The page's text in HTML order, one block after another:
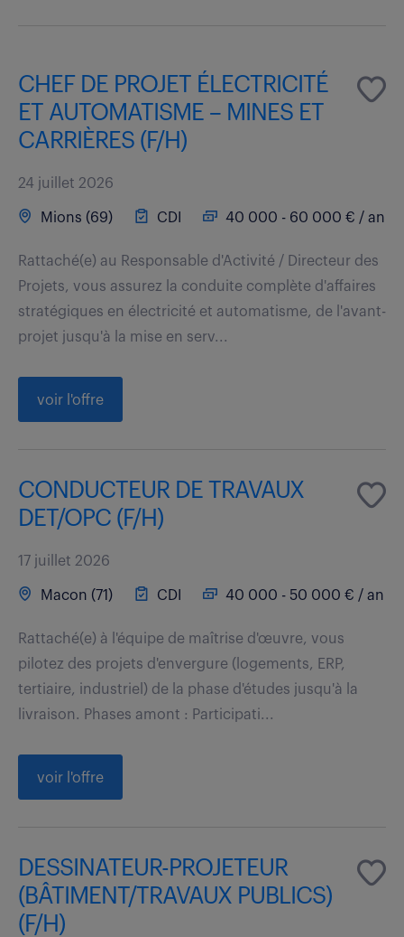
CHEF DE PROJET ÉLECTRICITÉ
ET AUTOMATISME – MINES ET
CARRIÈRES (F/H)
24 juillet 2026
Mions (69) CDI 40 000 - 60 000 € / an
Rattaché(e) au Responsable d'Activité / Directeur des
Projets, vous assurez la conduite complète d'affaires
stratégiques en électricité et automatisme, de l'avant-
projet jusqu'à la mise en serv...
voir l'offre
CONDUCTEUR DE TRAVAUX
DET/OPC (F/H)
17 juillet 2026
Macon (71) CDI 40 000 - 50 000 € / an
Rattaché(e) à l'équipe de maîtrise d'œuvre, vous
pilotez des projets d'envergure (logements, ERP,
tertiaire, industriel) de la phase d'études jusqu'à la
livraison. Phases amont : Participati...
voir l'offre
DESSINATEUR-PROJETEUR
(BÂTIMENT/TRAVAUX PUBLICS)
(F/H)